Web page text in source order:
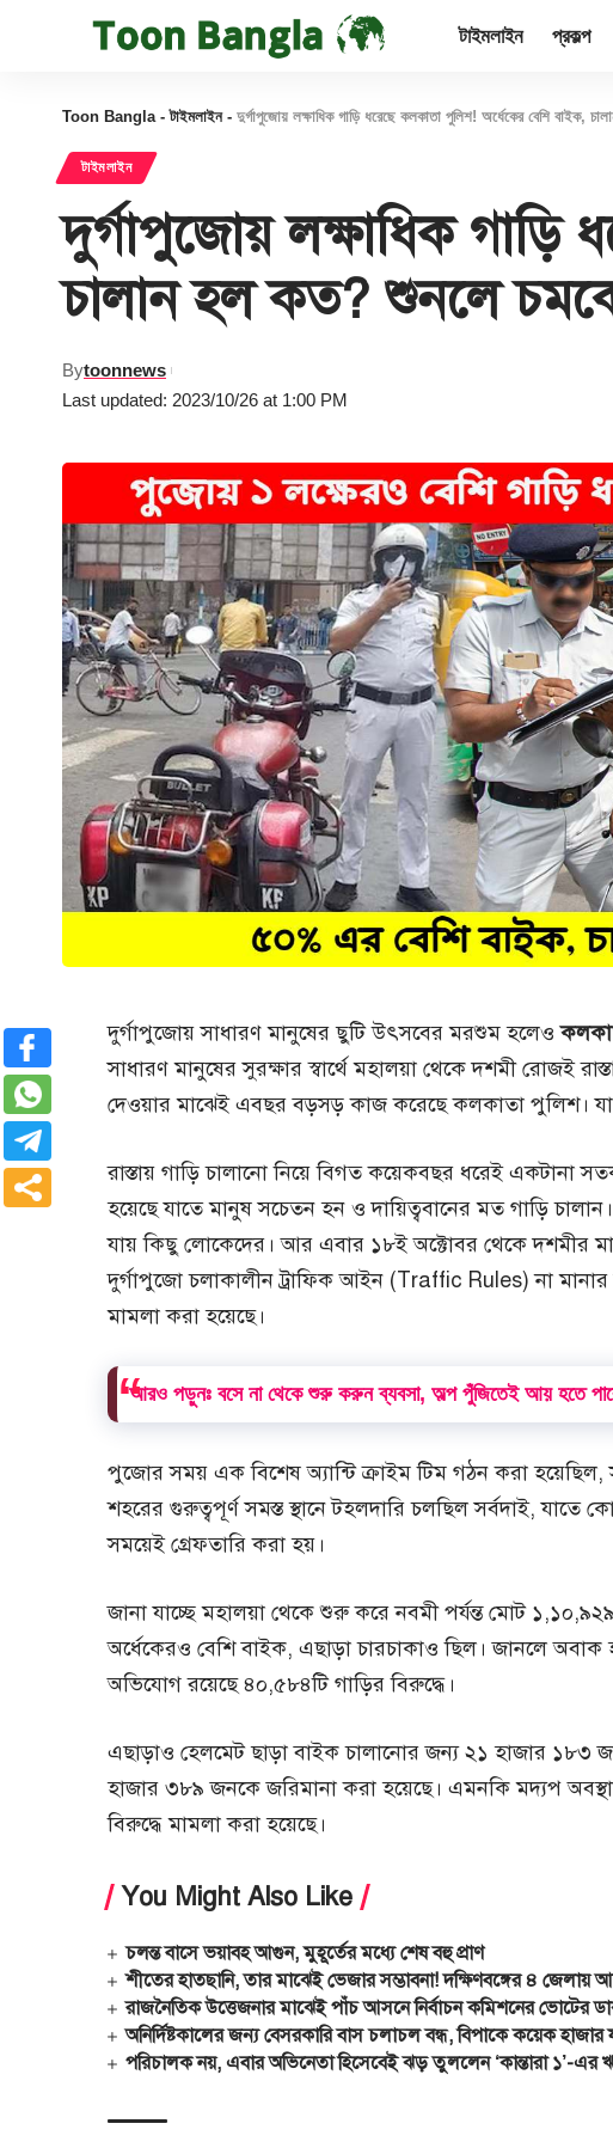
টাইমলাইন প্রকল্প
Toon Bangla-টাইমলাইন- দুর্গাপুজোয় লক্ষাধিক গাড়ি ধরেছে কলকাতা পুলিশ! অর্ধেকের বেশি বাইক,
টাইমলাইন
দুর্গাপুজোয় লক্ষাধিক গাড়ি
চালান হল কত? শুনলে
Last updated: 2023/10/26 at 1:00 PM
Bytoonnews
দুর্গাপুজোয় সাধারণ মানুষের ছুটি উৎসবের মরশুম হলেও
সাধারণ মানুষের সুরক্ষার স্বার্থে মহালয়া থেকে দশমী রোজই
দেওয়ার মাঝেই এবছর বড়সড় কাজ করেছে কলকাতা পুলিশ।
রাস্তায় গাড়ি চালানো নিয়ে বিগত কয়েকবছর ধরেই একটানা
হয়েছে যাতে মানুষ সচেতন হন ও দায়িত্ববানের মত গাড়ি
যায় কিছু লোকেদের। আর এবার ১৮ই অক্টোবর থেকে দশমীর
দুর্গাপুজো চলাকালীন ট্রাফিক আইন (Traffic Rules) না
মামলা করা হয়েছে।
আরও পড়ুনঃ বসে না থেকে শুরু করুন ব্যবসা, অল্প পুঁজিতেই আয় হতে পারে
পুজোর সময় এক বিশেষ অ্যান্টি ক্রাইম টিম গঠন করা হয়েছিল,
শহরের গুরুত্বপূর্ণ সমস্ত স্থানে টহলদারি চলছিল সর্বদাই, যাতে
সময়েই গ্রেফতারি করা হয়।
জানা যাচ্ছে মহালয়া থেকে শুরু করে নবমী পর্যন্ত মোট
অর্ধেকেরও বেশি বাইক, এছাড়া চারচাকাও ছিল। জানলে অবাক
অভিযোগ রয়েছে ৪০,৫৮৪টি গাড়ির বিরুদ্ধে।
এছাড়াও হেলমেট ছাড়া বাইক চালানোর জন্য ২১ হাজার ১৮৩
হাজার ৩৮৯ জনকে জরিমানা করা হয়েছে। এমনকি মদ্যপ
বিরুদ্ধে মামলা করা হয়েছে।
You Might Also Like
চলন্ত বাসে ভয়াবহ আগুন, মুহূর্তের মধ্যে শেষ বহু প্রাণ
শীতের হাতছানি, তার মাঝেই ভেজার সম্ভাবনা! দক্ষিণবঙ্গের ৪ জেলায়
রাজনৈতিক উত্তেজনার মাঝেই পাঁচ আসনে নির্বাচন কমিশনের ভোটের
অনির্দিষ্টকালের জন্য বেসরকারি বাস চলাচল বন্ধ, বিপাকে কয়েক হাজার
পরিচালক নয়, এবার অভিনেতা হিসেবেই ঝড় তুললেন ‘কান্তারা ১’-এর